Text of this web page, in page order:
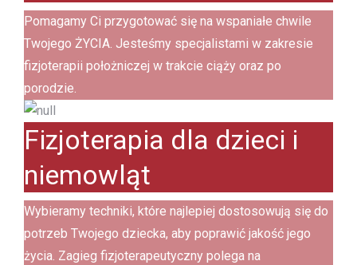
Pomagamy Ci przygotować się na wspaniałe chwile
Twojego ŻYCIA. Jesteśmy specjalistami w zakresie
fizjoterapii położniczej w trakcie ciąży oraz po
porodzie.
Fizjoterapia dla dzieci i
niemowląt
Wybieramy techniki, które najlepiej dostosowują się do
potrzeb Twojego dziecka, aby poprawić jakość jego
życia. Zagieg fizjoterapeutyczny polega na